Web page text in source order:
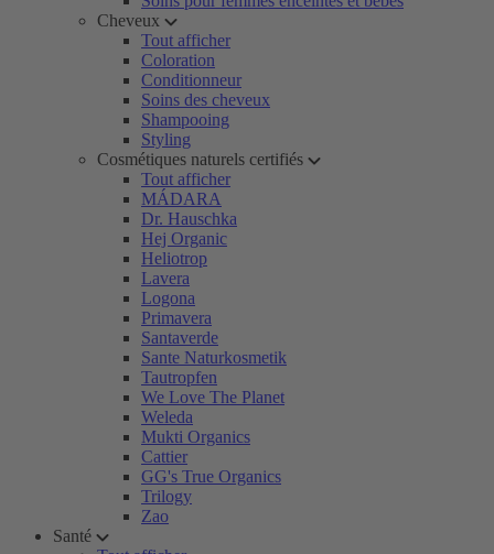
Cheveux
Tout afficher
Coloration
Conditionneur
Soins des cheveux
Shampooing
Styling
Cosmétiques naturels certifiés
Tout afficher
MÁDARA
Dr. Hauschka
Hej Organic
Heliotrop
Lavera
Logona
Primavera
Santaverde
Sante Naturkosmetik
Tautropfen
We Love The Planet
Weleda
Mukti Organics
Cattier
GG's True Organics
Trilogy
Zao
Santé